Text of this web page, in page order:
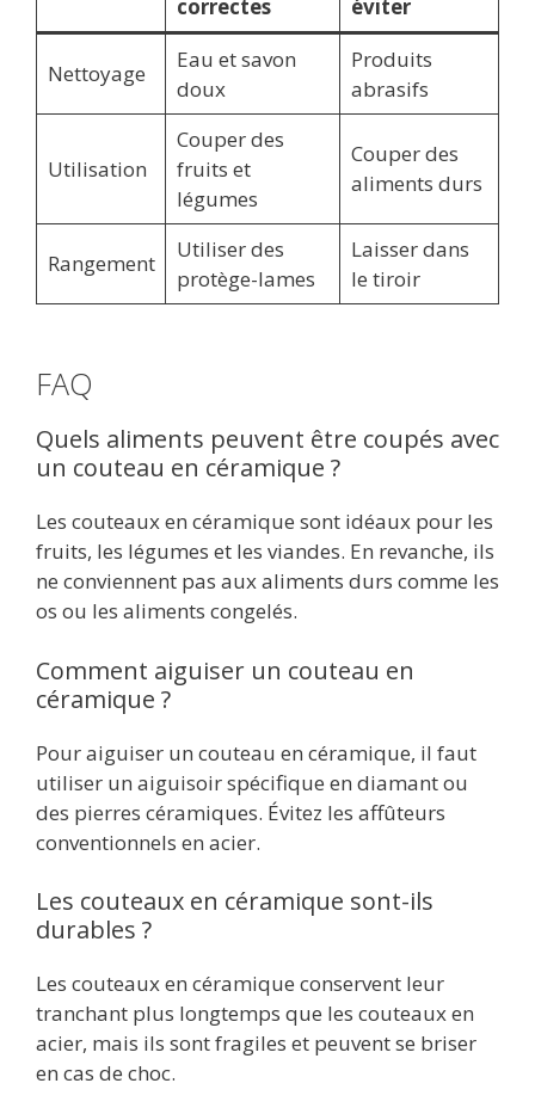
correctes éviter
Nettoyage
Eau et savon
doux
Produits
abrasifs
Utilisation
Couper des
fruits et
légumes
Couper des
aliments durs
Rangement
Utiliser des
protège-lames
Laisser dans
le tiroir
FAQ
Quels aliments peuvent être coupés avec
un couteau en céramique ?
Les couteaux en céramique sont idéaux pour les
fruits, les légumes et les viandes. En revanche, ils
ne conviennent pas aux aliments durs comme les
os ou les aliments congelés.
Comment aiguiser un couteau en
céramique ?
Pour aiguiser un couteau en céramique, il faut
utiliser un aiguisoir spécifique en diamant ou
des pierres céramiques. Évitez les affûteurs
conventionnels en acier.
Les couteaux en céramique sont-ils
durables ?
Les couteaux en céramique conservent leur
tranchant plus longtemps que les couteaux en
acier, mais ils sont fragiles et peuvent se briser
en cas de choc.